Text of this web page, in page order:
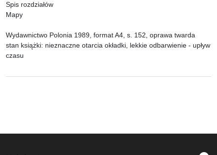
Spis rozdziałów
Mapy
Wydawnictwo Polonia 1989, format A4, s. 152, oprawa twarda
stan książki: nieznaczne otarcia okładki, lekkie odbarwienie - upływ
czasu